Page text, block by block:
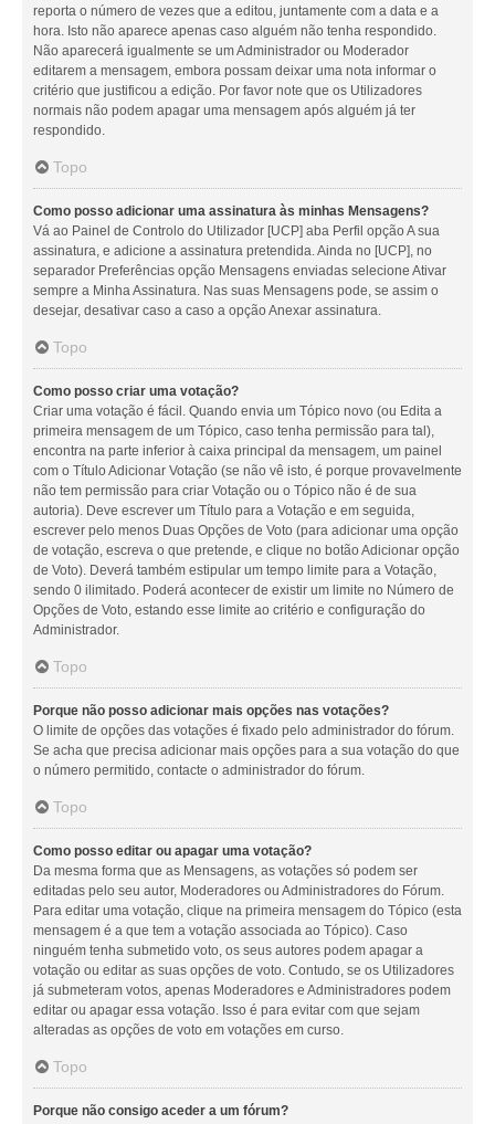
reporta o número de vezes que a editou, juntamente com a data e a
hora. Isto não aparece apenas caso alguém não tenha respondido.
Não aparecerá igualmente se um Administrador ou Moderador
editarem a mensagem, embora possam deixar uma nota informar o
critério que justificou a edição. Por favor note que os Utilizadores
normais não podem apagar uma mensagem após alguém já ter
respondido.
Topo
Como posso adicionar uma assinatura às minhas Mensagens?
Vá ao Painel de Controlo do Utilizador [UCP] aba Perfil opção A sua
assinatura, e adicione a assinatura pretendida. Ainda no [UCP], no
separador Preferências opção Mensagens enviadas selecione Ativar
sempre a Minha Assinatura. Nas suas Mensagens pode, se assim o
desejar, desativar caso a caso a opção Anexar assinatura.
Topo
Como posso criar uma votação?
Criar uma votação é fácil. Quando envia um Tópico novo (ou Edita a
primeira mensagem de um Tópico, caso tenha permissão para tal),
encontra na parte inferior à caixa principal da mensagem, um painel
com o Título Adicionar Votação (se não vê isto, é porque provavelmente
não tem permissão para criar Votação ou o Tópico não é de sua
autoria). Deve escrever um Título para a Votação e em seguida,
escrever pelo menos Duas Opções de Voto (para adicionar uma opção
de votação, escreva o que pretende, e clique no botão Adicionar opção
de Voto). Deverá também estipular um tempo limite para a Votação,
sendo 0 ilimitado. Poderá acontecer de existir um limite no Número de
Opções de Voto, estando esse limite ao critério e configuração do
Administrador.
Topo
Porque não posso adicionar mais opções nas votações?
O limite de opções das votações é fixado pelo administrador do fórum.
Se acha que precisa adicionar mais opções para a sua votação do que
o número permitido, contacte o administrador do fórum.
Topo
Como posso editar ou apagar uma votação?
Da mesma forma que as Mensagens, as votações só podem ser
editadas pelo seu autor, Moderadores ou Administradores do Fórum.
Para editar uma votação, clique na primeira mensagem do Tópico (esta
mensagem é a que tem a votação associada ao Tópico). Caso
ninguém tenha submetido voto, os seus autores podem apagar a
votação ou editar as suas opções de voto. Contudo, se os Utilizadores
já submeteram votos, apenas Moderadores e Administradores podem
editar ou apagar essa votação. Isso é para evitar com que sejam
alteradas as opções de voto em votações em curso.
Topo
Porque não consigo aceder a um fórum?